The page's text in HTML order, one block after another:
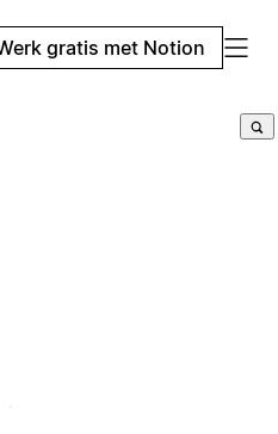
gratis met Notion